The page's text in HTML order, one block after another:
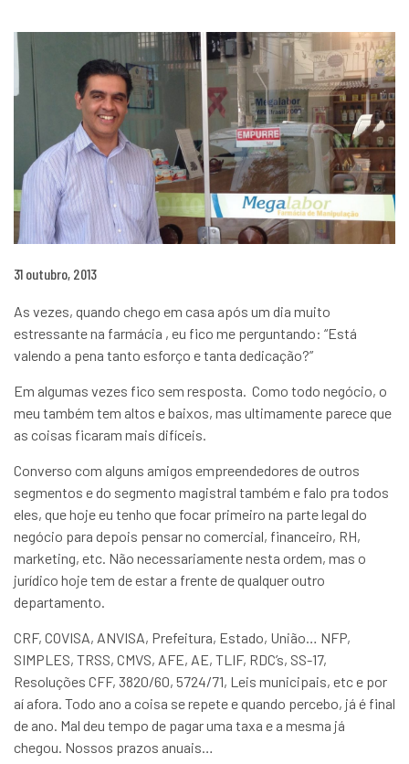
31 outubro, 2013
As vezes, quando chego em casa após um dia muito
estressante na farmácia , eu fico me perguntando: “Está
valendo a pena tanto esforço e tanta dedicação?”
Em algumas vezes fico sem resposta. Como todo negócio, o
meu também tem altos e baixos, mas ultimamente parece que
as coisas ficaram mais difíceis.
Converso com alguns amigos empreendedores de outros
segmentos e do segmento magistral também e falo pra todos
eles, que hoje eu tenho que focar primeiro na parte legal do
negócio para depois pensar no comercial, financeiro, RH,
marketing, etc. Não necessariamente nesta ordem, mas o
jurídico hoje tem de estar a frente de qualquer outro
departamento.
CRF, COVISA, ANVISA, Prefeitura, Estado, União… NFP,
SIMPLES, TRSS, CMVS, AFE, AE, TLIF, RDC’s, SS-17,
Resoluções CFF, 3820/60, 5724/71, Leis municipais, etc e por
aí afora. Todo ano a coisa se repete e quando percebo, já é final
de ano. Mal deu tempo de pagar uma taxa e a mesma já
chegou. Nossos prazos anuais…